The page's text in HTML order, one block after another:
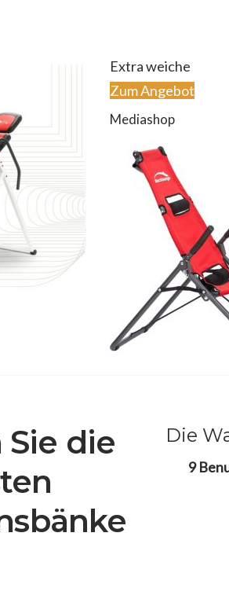
Extra weiche
Zum Angebot
Mediashop
die
Die
9